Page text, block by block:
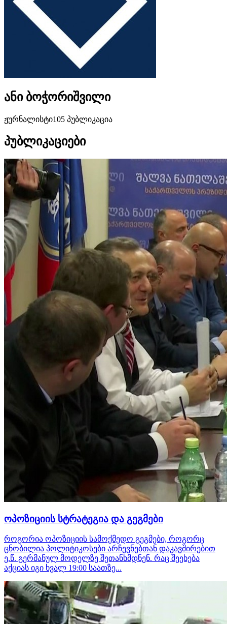
ანი ბოჭორიშვილი
ჟურნალისტი105 პუბლიკაცია
პუბლიკაციები
ოპოზიციის სტრატეგია და გეგმები
როგორია ოპოზიციის სამოქმედო გეგმები, როგორც
ცნობილია პოლიტიკოსები არჩევნებთან დაკავშირებით
ე.წ. გერმანულ მოდელზე შეთანხმდნენ. რაც შეეხება
აქციას იგი ხვალ 19:00 საათზე...